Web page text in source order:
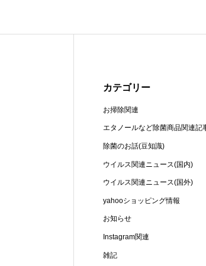
カテゴリー
お掃除関連
エタノールなど除菌商品関連記
除菌のお話(豆知識)
ウイルス関連ニュース(国内)
ウイルス関連ニュース(国外)
yahooショッピング情報
お知らせ
Instagram関連
雑記